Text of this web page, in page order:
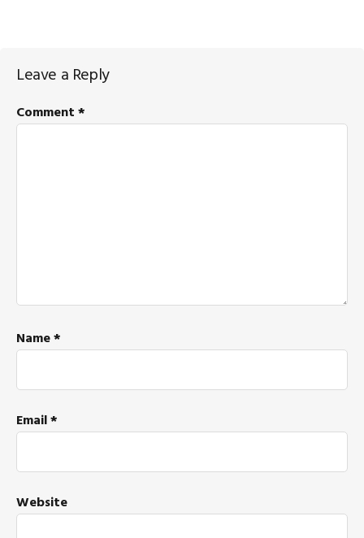
Reader
Interactions
Leave a Reply
Comment*
Name*
Email*
Website